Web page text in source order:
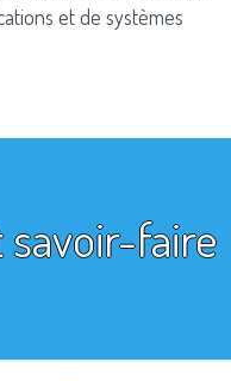
et de systèmes
savoir-faire